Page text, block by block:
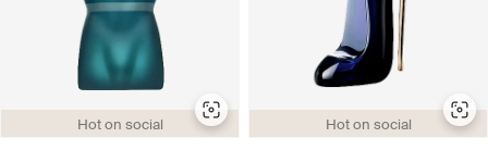
Hot on social Hot on social